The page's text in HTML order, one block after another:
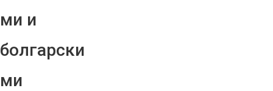
ми и
болгарски
ми